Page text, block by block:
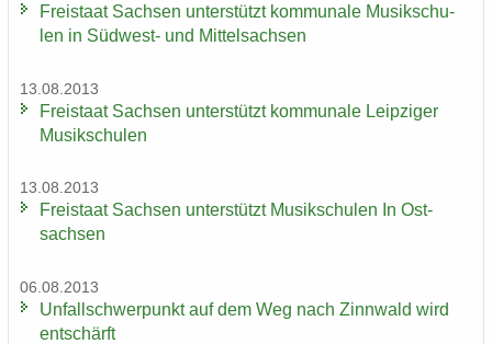
Frei­staat Sach­sen un­ter­stützt kom­mu­na­le Mu­sik­schu­
len in Südwest-​ und Mit­tel­sach­sen
13.08.2013
Frei­staat Sach­sen un­ter­stützt kom­mu­na­le Leip­zi­ger
Mu­sik­schu­len
13.08.2013
Frei­staat Sach­sen un­ter­stützt Mu­sik­schu­len In Ost­
sach­sen
06.08.2013
Un­fall­schwer­punkt auf dem Weg nach Zinn­wald wird
ent­schärft